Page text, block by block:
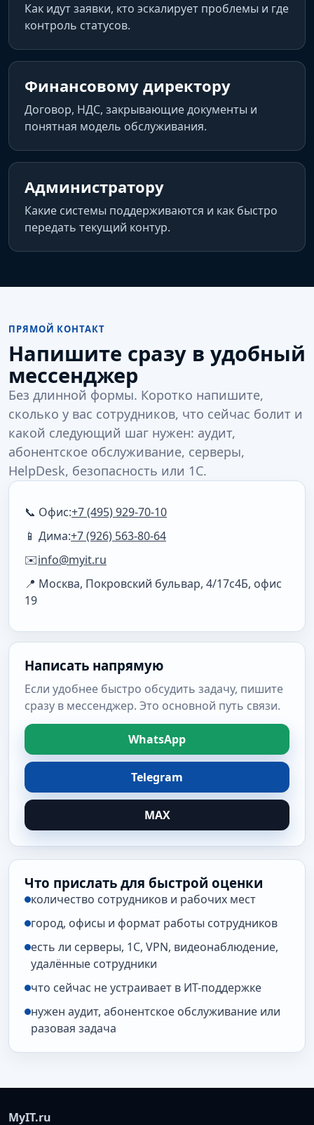
Как идут заявки, кто эскалирует проблемы и где
контроль статусов.
Финансовому директору
Договор, НДС, закрывающие документы и
понятная модель обслуживания.
Администратору
Какие системы поддерживаются и как быстро
передать текущий контур.
ПРЯМОЙ КОНТАКТ
Напишите сразу в удобный
мессенджер
Без длинной формы. Коротко напишите,
сколько у вас сотрудников, что сейчас болит и
какой следующий шаг нужен: аудит,
абонентское обслуживание, серверы,
HelpDesk, безопасность или 1С.
📞 Офис:+7 (495) 929-70-10
📱 Дима:+7 (926) 563-80-64
✉️info@myit.ru
📍 Москва, Покровский бульвар, 4/17с4Б, офис
19
Написать напрямую
Если удобнее быстро обсудить задачу, пишите
сразу в мессенджер. Это основной путь связи.
WhatsApp
Telegram
MAX
Что прислать для быстрой оценки
количество сотрудников и рабочих мест
город, офисы и формат работы сотрудников
есть ли серверы, 1С, VPN, видеонаблюдение,
удалённые сотрудники
что сейчас не устраивает в ИТ-поддержке
нужен аудит, абонентское обслуживание или
разовая задача
MyIT.ru